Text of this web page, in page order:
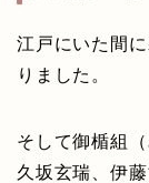
江戸にいた間
りました。
そして御楯組
久坂玄瑞、伊